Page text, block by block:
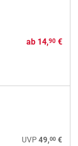
ab 14,90€
UVP 49,00€